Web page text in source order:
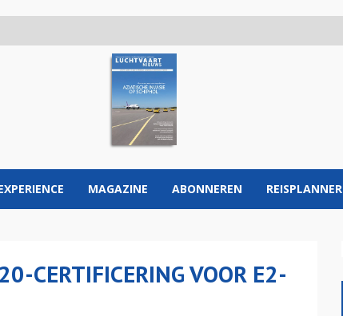
MAGAZINE ABONNEREN REISPLANNER
CERTIFICERING VOOR E2-